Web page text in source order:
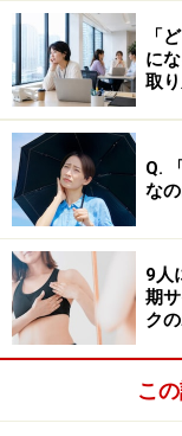
睡眠中は深部体
め、体が冷えや
ると、特にお腹が
こす原因に。子ど
すぎない工夫」が
扇風機の効
策のポイント
1. 直接風を当てす
風を体に直接当
させるように使
を促して熱を逃
「
に
取
Q.
な
9人
期
ク
こ